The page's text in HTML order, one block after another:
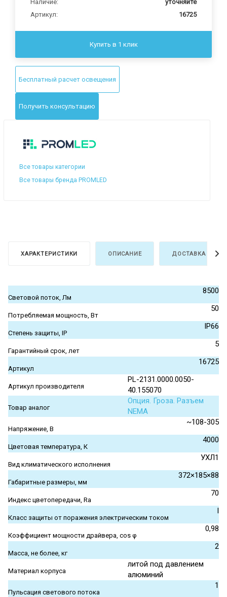
Наличие:
уточняйте
Артикул:
16725
Купить в 1 клик
Бесплатный расчет освещения
Получить консультацию
Все товары категории
Все товары бренда PROMLED
ХАРАКТЕРИСТИКИ ОПИСАНИЕ ДОСТАВКА И
Световой поток, Лм
8500
Потребляемая мощность, Вт
50
Степень защиты, IP
IP66
Гарантийный срок, лет
5
Артикул
16725
Артикул производителя
PL-2131.0000.0050-
40.155070
Товар аналог
Опция. Гроза. Разъем
NEMA
Напряжение, В
~108-305
Цветовая температура, К
4000
Вид климатического исполнения
УХЛ1
Габаритные размеры, мм
372×185×88
Индекс цветопередачи, Ra
70
Класс защиты от поражения электрическим током
I
Коэффициент мощности драйвера, cos φ
0,98
Масса, не более, кг
2
Материал корпуса
литой под давлением
алюминий
Пульсация светового потока
1